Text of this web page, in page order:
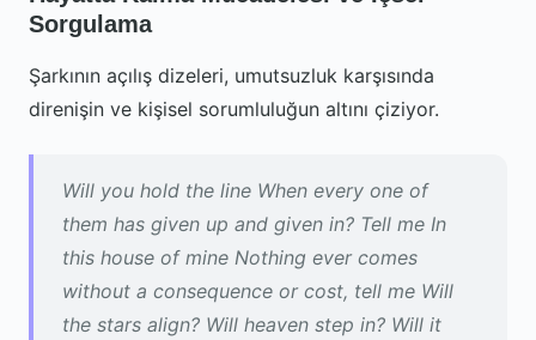
Sorgulama
Şarkının açılış dizeleri, umutsuzluk karşısında
direnişin ve kişisel sorumluluğun altını çiziyor.
Will you hold the line When every one of
them has given up and given in? Tell me In
this house of mine Nothing ever comes
without a consequence or cost, tell me Will
the stars align? Will heaven step in? Will it